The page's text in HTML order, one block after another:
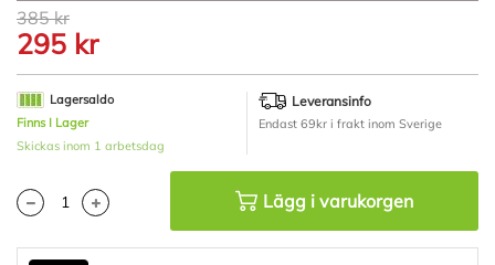
Hoppa
till
början
av
bildgalleriet
385 kr
295 kr
Lagersaldo
Finns I Lager
Skickas inom 1 arbetsdag
Leveransinfo
Endast 69kr i frakt inom Sverige
Lägg i varukorgen